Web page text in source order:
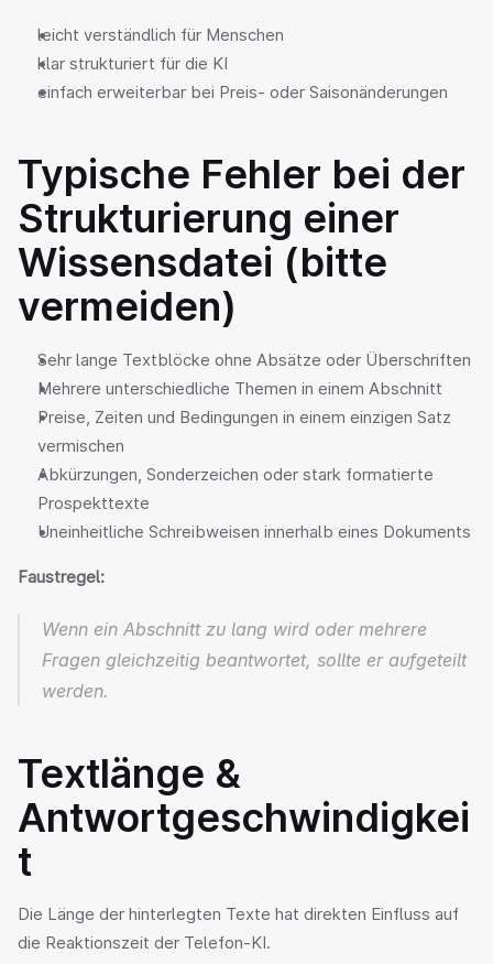
leicht verständlich für Menschen
klar strukturiert für die KI
einfach erweiterbar bei Preis- oder Saisonänderungen
Typische Fehler bei der
Strukturierung einer
Wissensdatei (bitte
vermeiden)
Sehr lange Textblöcke ohne Absätze oder Überschriften
Mehrere unterschiedliche Themen in einem Abschnitt
Preise, Zeiten und Bedingungen in einem einzigen Satz
vermischen
Abkürzungen, Sonderzeichen oder stark formatierte
Prospekttexte
Uneinheitliche Schreibweisen innerhalb eines Dokuments
Faustregel:
Wenn ein Abschnitt zu lang wird oder mehrere
Fragen gleichzeitig beantwortet, sollte er aufgeteilt
werden.
Textlänge &
Antwortgeschwindigkei
t
Die Länge der hinterlegten Texte hat direkten Einfluss auf
die Reaktionszeit der Telefon-KI.